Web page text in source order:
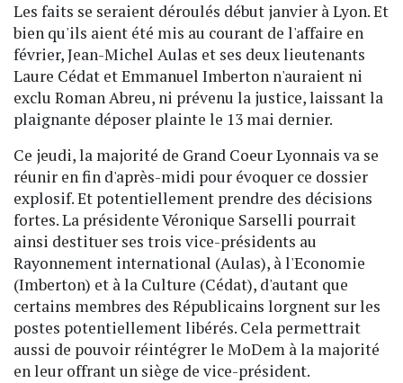
Les faits se seraient déroulés début janvier à Lyon. Et
bien qu'ils aient été mis au courant de l'affaire en
février, Jean-Michel Aulas et ses deux lieutenants
Laure Cédat et Emmanuel Imberton n'auraient ni
exclu Roman Abreu, ni prévenu la justice, laissant la
plaignante déposer plainte le 13 mai dernier.
Ce jeudi, la majorité de Grand Coeur Lyonnais va se
réunir en fin d'après-midi pour évoquer ce dossier
explosif. Et potentiellement prendre des décisions
fortes. La présidente Véronique Sarselli pourrait
ainsi destituer ses trois vice-présidents au
Rayonnement international (Aulas), à l'Economie
(Imberton) et à la Culture (Cédat), d'autant que
certains membres des Républicains lorgnent sur les
postes potentiellement libérés. Cela permettrait
aussi de pouvoir réintégrer le MoDem à la majorité
en leur offrant un siège de vice-président.